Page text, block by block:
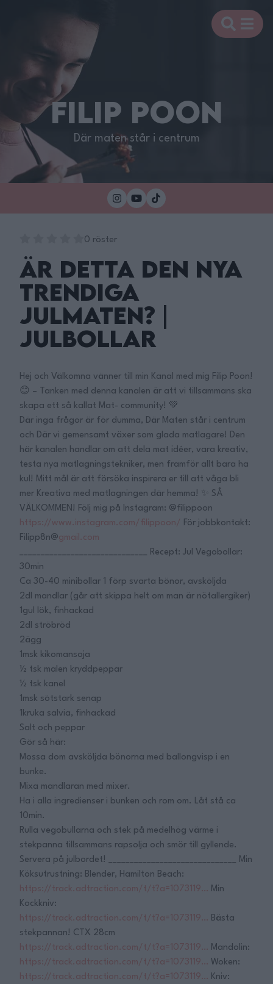
FILIP POON
Där maten står i centrum
0 röster
Är Detta Den Nya
Trendiga
Julmaten? |
Julbollar
Hej och Välkomna vänner till min Kanal med mig Filip Poon!
😊 – Tanken med denna kanalen är att vi tillsammans ska
skapa ett så kallat Mat- community! 💚
Där inga frågor är för dumma, Där Maten står i centrum
och Där vi gemensamt växer som glada matlagare! Den
här kanalen handlar om att dela mat idéer, vara kreativ,
testa nya matlagningstekniker, men framför allt bara ha
kul! Mitt mål är att försöka inspirera er till att våga bli
mer Kreativa med matlagningen där hemma! ✨ SÅ
VÄLKOMMEN! Följ mig på Instagram: @filippoon
https://www.instagram.com/filippoon/ För jobbkontakt:
Filipp8n@gmail.com
______________________________ Recept: Jul Vegobollar:
30min
Ca 30-40 minibollar 1 förp svarta bönor, avsköljda
2dl mandlar (går att skippa helt om man är nötallergiker)
1gul lök, finhackad
2dl ströbröd
2ägg
1msk kikomansoja
½ tsk malen kryddpeppar
½ tsk kanel
1msk sötstark senap
1kruka salvia, finhackad
Salt och peppar
Gör så här:
Mossa dom avsköljda bönorna med ballongvisp i en
bunke.
Mixa mandlaran med mixer.
Ha i alla ingredienser i bunken och rom om. Låt stå ca
10min.
Rulla vegobullarna och stek på medelhög värme i
stekpanna tillsammans rapsolja och smör till gyllende.
Servera på julbordet! ______________________________ Min
Köksutrustning: Blender, Hamilton Beach:
https://track.adtraction.com/t/t?a=1073119… Min
Kockkniv:
https://track.adtraction.com/t/t?a=1073119… Bästa
stekpannan! CTX 28cm
https://track.adtraction.com/t/t?a=1073119… Mandolin:
https://track.adtraction.com/t/t?a=1073119… Woken:
https://track.adtraction.com/t/t?a=1073119… Kniv: